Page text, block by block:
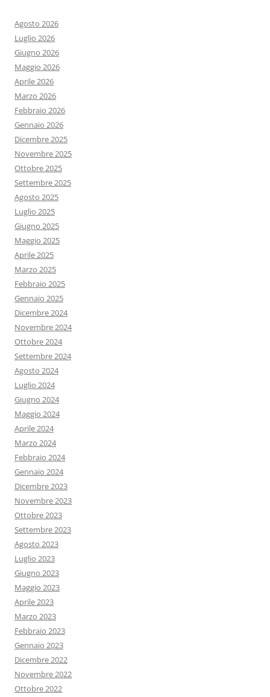
Agosto 2026
Luglio 2026
Giugno 2026
Maggio 2026
Aprile 2026
Marzo 2026
Febbraio 2026
Gennaio 2026
Dicembre 2025
Novembre 2025
Ottobre 2025
Settembre 2025
Agosto 2025
Luglio 2025
Giugno 2025
Maggio 2025
Aprile 2025
Marzo 2025
Febbraio 2025
Gennaio 2025
Dicembre 2024
Novembre 2024
Ottobre 2024
Settembre 2024
Agosto 2024
Luglio 2024
Giugno 2024
Maggio 2024
Aprile 2024
Marzo 2024
Febbraio 2024
Gennaio 2024
Dicembre 2023
Novembre 2023
Ottobre 2023
Settembre 2023
Agosto 2023
Luglio 2023
Giugno 2023
Maggio 2023
Aprile 2023
Marzo 2023
Febbraio 2023
Gennaio 2023
Dicembre 2022
Novembre 2022
Ottobre 2022